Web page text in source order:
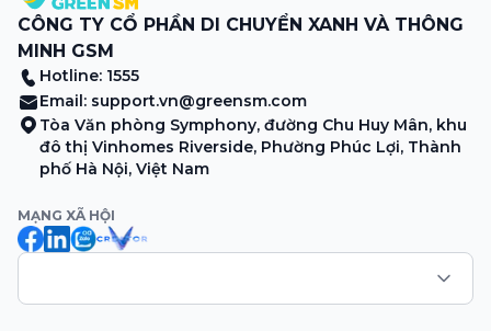
CÔNG TY CỔ PHẦN DI CHUYỂN XANH VÀ THÔNG
MINH GSM
Hotline: 1555
Email: support.vn@greensm.com
Tòa Văn phòng Symphony, đường Chu Huy Mân, khu
đô thị Vinhomes Riverside, Phường Phúc Lợi, Thành
phố Hà Nội, Việt Nam
MẠNG XÃ HỘI